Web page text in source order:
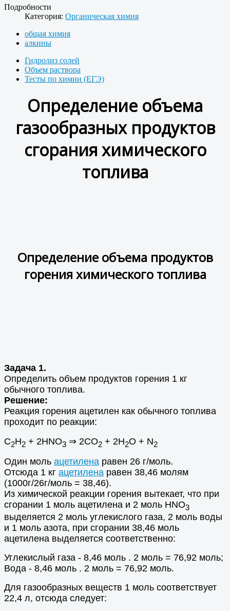
Подробности
Категория: Органическая химия
общая химия
алкины
Гидролиз солей
Объем раствора
Тесты по химии (ЕГЭ)
Определение объема
газообразных продуктов
сгорания химического
топлива
Определение объема продуктов
горения химического топлива
Задача 1.
Определить объем продуктов горения 1 кг
обычного топлива.
Решение:
Реакция горения ацетилен как обычного топлива
проходит по реакции:
C2H2 + 2HNO3 ⇒ 2CO2 + 2H2O + N2
Один моль ацетилена равен 26 г/моль.
Отсюда 1 кг ацетилена равен 38,46 молям
(1000г/26г/моль = 38,46).
Из химической реакции горения вытекает, что при
сгорании 1 моль ацетилена и 2 моль HNO3
выделяется 2 моль углекислого газа, 2 моль воды
и 1 моль азота, при сгорании 38,46 моль
ацетилена выделяется соответственно:
Углекислый газа - 8,46 моль . 2 моль = 76,92 моль;
Вода - 8,46 моль . 2 моль = 76,92 моль.
Для газообразных веществ 1 моль соответствует
22,4 л, отсюда следует: